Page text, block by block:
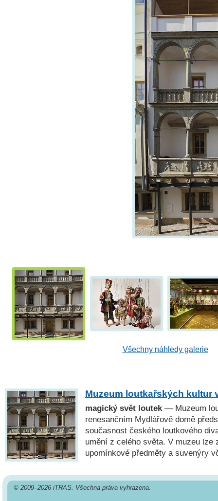
Všechny náhledy galerie
Muzeum loutkařských kultur
magický svět loutek — Muzeum
renesančním Mydlářově domě
současnost českého loutkového
umění z celého světa. V muzeu lze
upomínkové předměty a suvenýry
© 2009–2026 iTRAS. Všechna práva vyhrazena.